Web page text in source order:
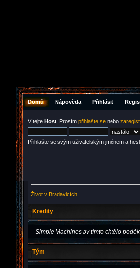
Domů Nápověda Přihlásit
Vítejte Host . Prosím přihlašte se nebo
Přihlašte se svým uživatelským jménem a
Život v Bradavicích
Kredity
Simple Machines by tímto chtělo
Tým